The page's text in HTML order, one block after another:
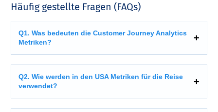
Häufig gestellte Fragen (FAQs)
Q1. Was bedeuten die Customer Journey Analytics
Metriken?
Q2. Wie werden in den USA Metriken für die Reise
verwendet?